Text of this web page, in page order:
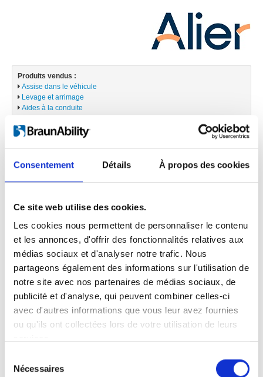
Consentement Détails À propos des cookies
Ce site web utilise des cookies.
Les cookies nous permettent de personnaliser le contenu
et les annonces, d'offrir des fonctionnalités relatives aux
médias sociaux et d'analyser notre trafic. Nous
partageons également des informations sur l'utilisation de
notre site avec nos partenaires de médias sociaux, de
publicité et d'analyse, qui peuvent combiner celles-ci
avec d'autres informations que vous leur avez fournies
ou qu'ils ont collectées lors de votre utilisation de leurs
Nécessaires
Produits vendus :
Assise dans le véhicule
Levage et arrimage
Aides à la conduite
Alier Trondheim
Brøttemsvegen 103
7072 Tiller
Contact : Rune Skogstad
Téléphone :Cliquez pour afficher
Contactez-nous : Cliquer pour envoyer un
message
Web :www.alier.no/mobilitet